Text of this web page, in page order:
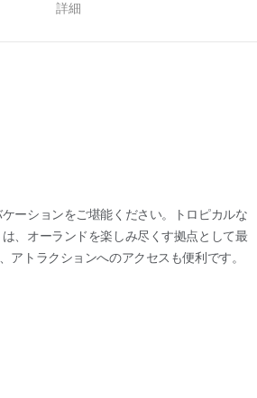
詳細
ーションをご堪能ください。トロピカルな
、オーランドを楽しみ尽くす拠点として最
トラクションへのアクセスも便利です。